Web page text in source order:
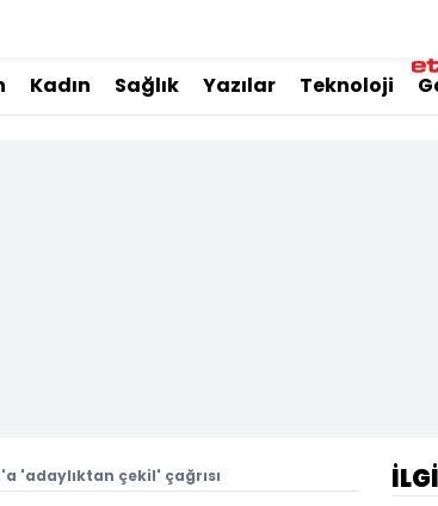
Kadın Sağlık Yazılar Teknoloji
'adaylıktan çekil' çağrısı